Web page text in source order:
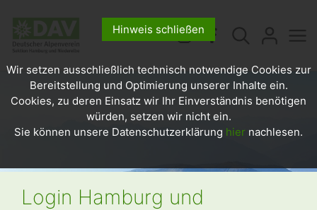
Login Hamburg und
Hinweis schließen
Wir setzen ausschließlich technisch notwendige Cookies zur
Bereitstellung und Optimierung unserer Inhalte ein.
Cookies, zu deren Einsatz wir Ihr Einverständnis benötigen
würden, setzen wir nicht ein.
Sie können unsere Datenschutzerklärung hier nachlesen.